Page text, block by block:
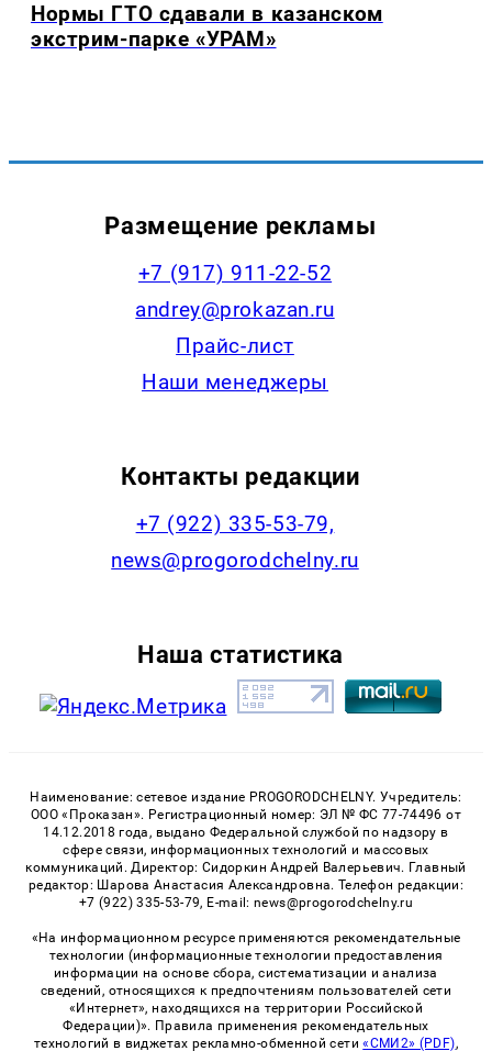
Нормы ГТО сдавали в казанском
экстрим-парке «УРАМ»
Размещение рекламы
+7 (917) 911-22-52
andrey@prokazan.ru
Прайс-лист
Наши менеджеры
Контакты редакции
+7 (922) 335-53-79,
news@progorodchelny.ru
Наша статистика
Наименование: сетевое издание PROGORODCHELNY. Учредитель:
ООО «Проказан». Регистрационный номер: ЭЛ № ФС 77-74496 от
14.12.2018 года, выдано Федеральной службой по надзору в
сфере связи, информационных технологий и массовых
коммуникаций. Директор: Сидоркин Андрей Валерьевич. Главный
редактор: Шарова Анастасия Александровна. Телефон редакции:
+7 (922) 335-53-79, E-mail: news@progorodchelny.ru
«На информационном ресурсе применяются рекомендательные
технологии (информационные технологии предоставления
информации на основе сбора, систематизации и анализа
сведений, относящихся к предпочтениям пользователей сети
«Интернет», находящихся на территории Российской
Федерации)». Правила применения рекомендательных
технологий в виджетах рекламно-обменной сети«СМИ2» (PDF),